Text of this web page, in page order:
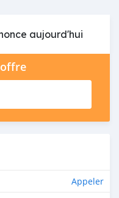
aujourd'hui
Appeler